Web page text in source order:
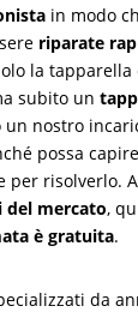
in modo
riparate
la tapparella
subito un
un nostro
possa
per risolverlo.
del mercato,
è gratuita.
da